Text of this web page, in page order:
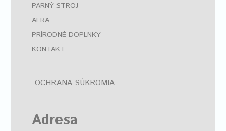
PARNÝ STROJ
AERA
PRÍRODNÉ DOPLNKY
KONTAKT
OCHRANA SÚKROMIA
Adresa